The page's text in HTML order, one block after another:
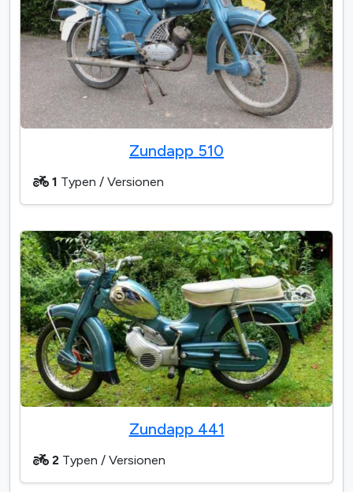
Zundapp 510
1 Typen / Versionen
Zundapp 441
2 Typen / Versionen